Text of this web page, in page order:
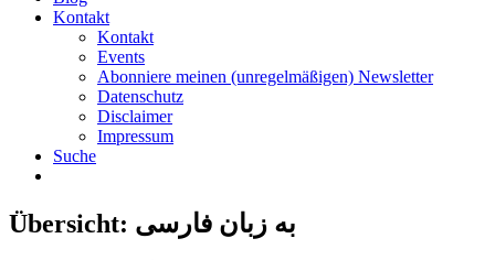
Kontakt
Kontakt
Events
Abonniere meinen (unregelmäßigen) Newsletter
Datenschutz
Disclaimer
Impressum
Suche
Übersicht: به زبان فارسی